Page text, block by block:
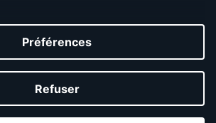
INFUSIONS
LES MAÎTRES DU THÉ
MEDIA LIBRARY